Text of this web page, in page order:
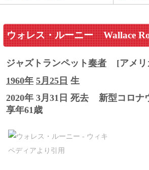
ウォレス・ルーニー Wallace
ジャズトランペット奏者
[アメリ
1960年 5月25日 生
2020年 3月31日 死去
新型コロナ
享年61歳